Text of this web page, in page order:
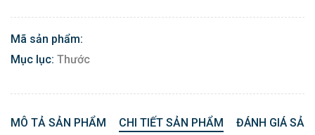
Mã sản phẩm:
Mục lục: Thước
MÔ TẢ SẢN PHẨM CHI TIẾT SẢN PHẨM ĐÁNH GIÁ